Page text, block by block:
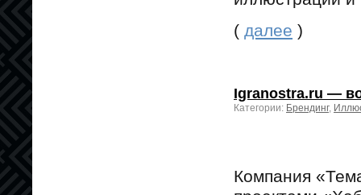
( далее )
Igranostra.ru —
Категории: Брендинг,
Компания